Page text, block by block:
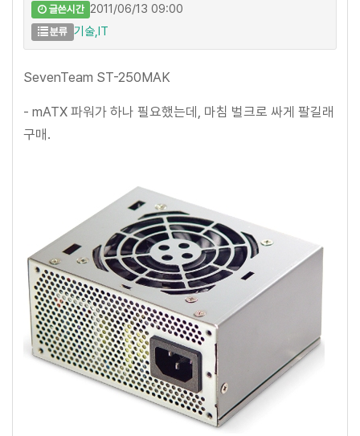
글쓴시간 2011/06/13 09:00
분류 기술,IT
SevenTeam ST-250MAK
- mATX 파워가 하나 필요했는데, 마침 벌크로 싸게 팔길래
구매.